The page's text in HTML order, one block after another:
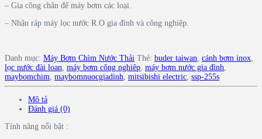
– Gia công chân đế máy bơm các loại.
– Nhận ráp máy lọc nước R.O gia đình và công nghiệp.
Danh mục: Máy Bơm Chìm Nước Thải Thẻ: buder taiwan cánh bơm inox
lọc nước đài loan máy bơm công nghiêp máy bơm nước gia đình
maybomchim maybomnuocgiadinh mitsibishi electric ssp-255s
Mô tả
Đánh giá (0)
Tính năng nổi bật :